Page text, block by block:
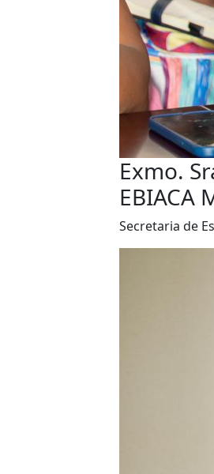
Exmo.
EBIACA
Secretaria de